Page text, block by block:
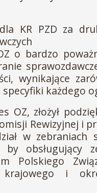
dla KR PZD za
o bardzo
wynikające
każdego
OZ, złożył
Rewizyjnej i
w zebraniach
obsługujący
Polskiego
i